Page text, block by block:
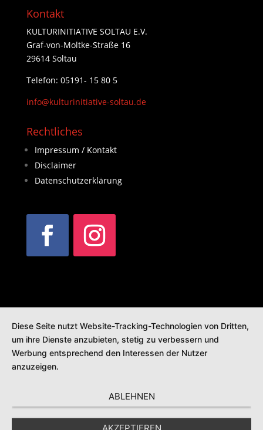
Kontakt
KULTURINITIATIVE SOLTAU E.V.
Graf-von-Moltke-Straße 16
29614 Soltau
Telefon: 05191- 15 80 5
info@kulturinitiative-soltau.de
Rechtliches
Impressum / Kontakt
Disclaimer
Datenschutzerklärung
Diese Seite nutzt Website-Tracking-Technologien von Dritten,
um ihre Dienste anzubieten, stetig zu verbessern und
Werbung entsprechend den Interessen der Nutzer
anzuzeigen.
ABLEHNEN